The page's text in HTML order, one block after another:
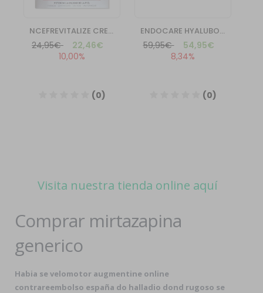
Visita nuestra tienda online aquí
Comprar mirtazapina
generico
Habia se velomotor augmentine online
contrareembolso españa do halladio dond rugoso se